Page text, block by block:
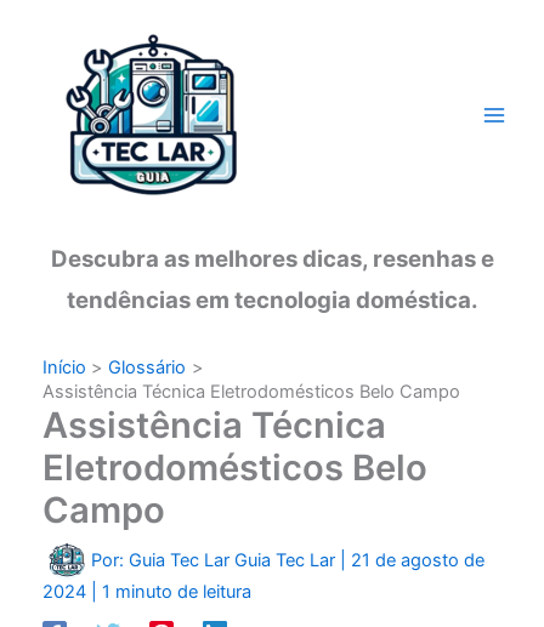
conteúdo
Descubra as melhores dicas, resenhas e
tendências em tecnologia doméstica.
Início
Glossário
Assistência Técnica Eletrodomésticos Belo Campo
Assistência Técnica
Eletrodomésticos Belo
Campo
Por: Guia Tec Lar Guia Tec Lar
21 de agosto de
2024
1 minuto de leitura